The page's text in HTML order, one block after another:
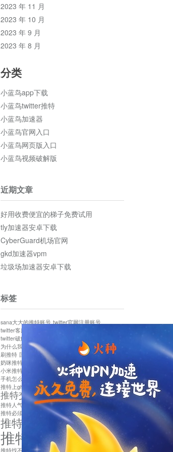
2023 年 11 月
2023 年 10 月
2023 年 9 月
2023 年 8 月
分类
小蓝鸟app下载
小蓝鸟twitter推特
小蓝鸟加速器
小蓝鸟官网入口
小蓝鸟网页版入口
小蓝鸟视频破解版
近期文章
好用收费便宜的梯子免费试用
tly加速器安卓下载
CyberGuard机场官网
gkd加速器vpm
垃圾场加速器安卓下载
标签
sana大大的推特账号 twitter官网注册账号
twitter客服
twitter破解版下载
为什么我推特无法保存设置
作者sana推特是什么
刷推特 国内为什么不能用twitter 国内能用twitter吗
奶咪推特
如何找回推特密码
小米推特闪退是怎么回事 怎么看推特上的视频
手机怎么注册推特账号
推特devil
推特上ghs的女博主
推特交友软件app下载
推特人气萌货小蔡头喵喵喵 推特实名制
推特必须用外网吗
推特怎么取消关联手机号
推特怎么看敏感内容苹果
推特找不到账号 推特注册必须要手机号